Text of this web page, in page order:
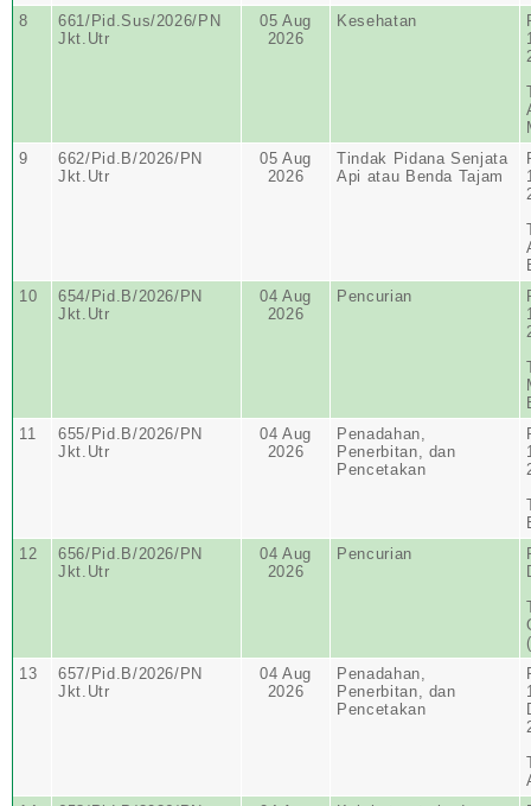
8
661/Pid.Sus/2026/PN
Jkt.Utr
05 Aug
2026
Kesehatan
9
662/Pid.B/2026/PN
Jkt.Utr
05 Aug
2026
Tindak Pidana Senjata
Api atau Benda Tajam
10
654/Pid.B/2026/PN
Jkt.Utr
04 Aug
2026
Pencurian
11
655/Pid.B/2026/PN
Jkt.Utr
04 Aug
2026
Penadahan,
Penerbitan, dan
Pencetakan
12
656/Pid.B/2026/PN
Jkt.Utr
04 Aug
2026
Pencurian
13
657/Pid.B/2026/PN
Jkt.Utr
04 Aug
2026
Penadahan,
Penerbitan, dan
Pencetakan